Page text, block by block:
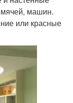
мячей, машин.
или красные